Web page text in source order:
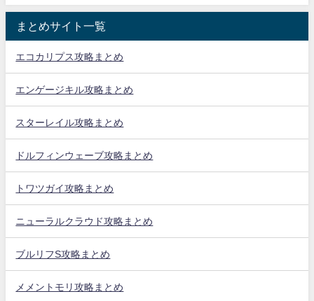
まとめサイト一覧
エコカリプス攻略まとめ
エンゲージキル攻略まとめ
スターレイル攻略まとめ
ドルフィンウェーブ攻略まとめ
トワツガイ攻略まとめ
ニューラルクラウド攻略まとめ
ブルリフS攻略まとめ
メメントモリ攻略まとめ